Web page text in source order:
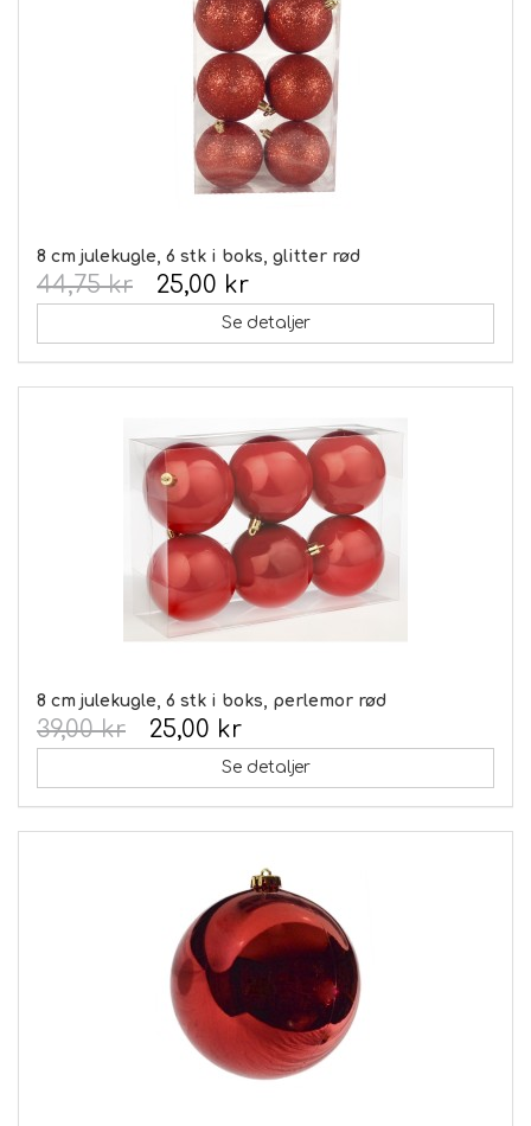
8 cm julekugle, 6 stk i boks, glitter rød
25,00 kr
44,75 kr
Se detaljer
8 cm julekugle, 6 stk i boks, perlemor rød
25,00 kr
39,00 kr
Se detaljer